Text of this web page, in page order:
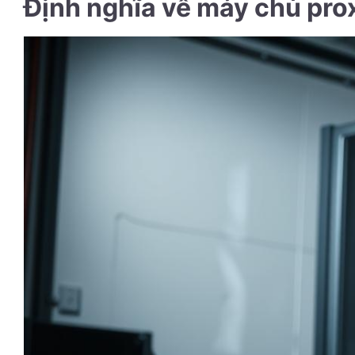
Định nghĩa về máy chủ